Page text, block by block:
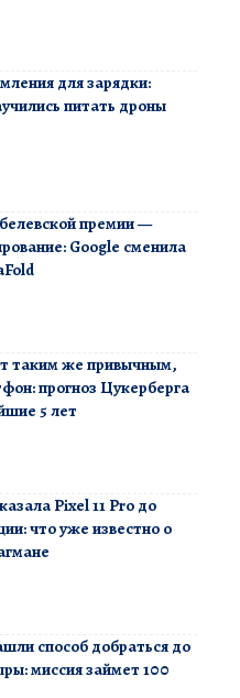
для зарядки:
питать дроны
премии —
Google сменила
таким же привычным,
прогноз Цукерберга
5 лет
Pixel 11 Pro до
что уже известно о
способ добраться до
миссия займет 100